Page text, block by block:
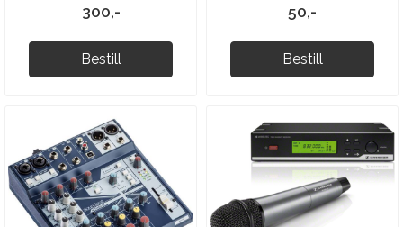
300,-
Bestill
50,-
Bestill